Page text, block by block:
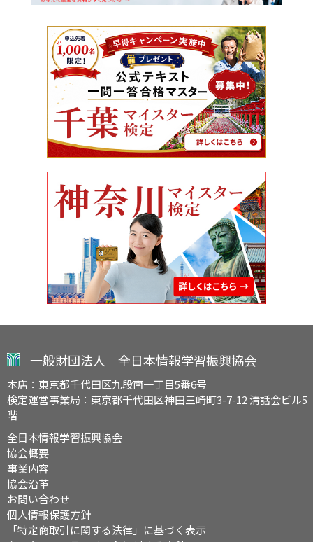
一般財団法人 全日本情報学習振興協会
本店：東京都千代田区九段南一丁目5番6号
検定運営事業局：東京都千代田区神田三崎町3-7-12 清話会ビル5
階
全日本情報学習振興協会
協会概要
事業内容
協会沿革
お問い合わせ
個人情報保護方針
「特定商取引に関する法律」に基づく表示